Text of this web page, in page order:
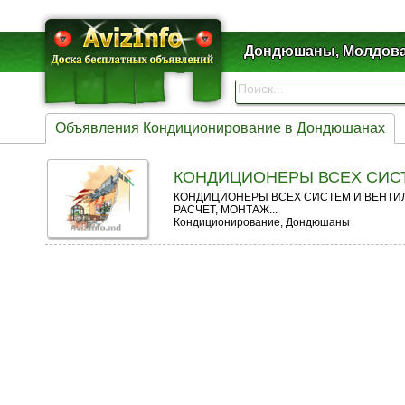
Дондюшаны,
Объявления Кондиционирование в Дондюшанах
КОНДИЦИОНЕРЫ ВСЕХ
КОНДИЦИОНЕРЫ ВСЕХ СИСТЕМ И
РАСЧЕТ, МОНТАЖ...
Кондиционирование, Дондюшаны